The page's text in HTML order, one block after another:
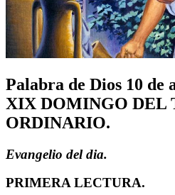
Palabra de Dios 10 de
XIX DOMINGO DEL
ORDINARIO.
Evangelio del dia.
PRIMERA LECTURA.